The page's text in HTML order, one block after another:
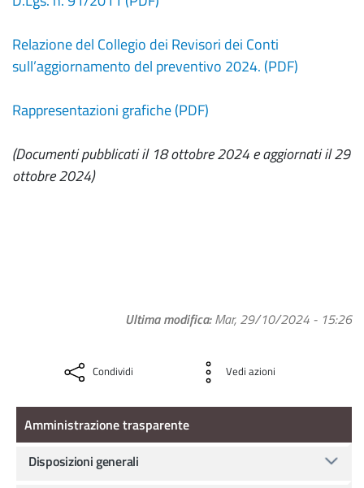
Relazione del Collegio dei Revisori dei Conti
sull’aggiornamento del preventivo 2024. (PDF)
Rappresentazioni grafiche (PDF)
(Documenti pubblicati il 18 ottobre 2024 e aggiornati il 29
ottobre 2024)
Ultima modifica Mar, 29/10/2024 - 15:26
Condividi Vedi azioni
Amministrazione Trasparente
Amministrazione trasparente
Disposizioni generali